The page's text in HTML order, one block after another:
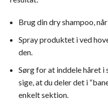
Brug din dry shampoo,
Spray produktet i ved
den.
Sørg for at inddele håret
sige, at du deler det i
enkelt sektion.